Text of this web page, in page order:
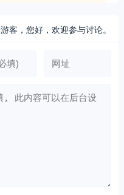
游客，您好，欢迎参与讨论。